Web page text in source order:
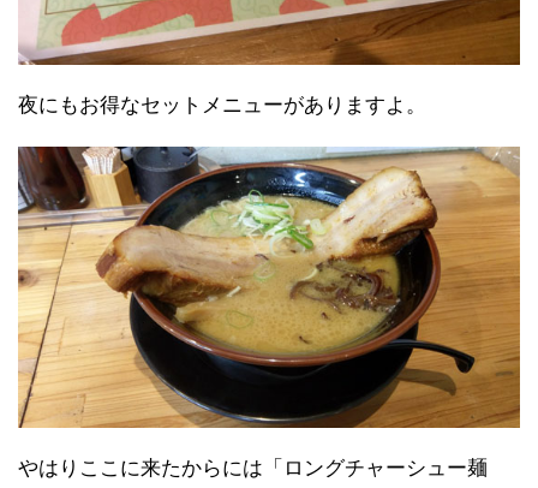
夜にもお得なセットメニューがありますよ。
やはりここに来たからには「ロングチャーシュー麺